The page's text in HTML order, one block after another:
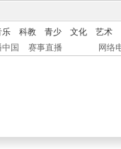
乐 科教 青少 文化
艺术
国 赛事直播 网络